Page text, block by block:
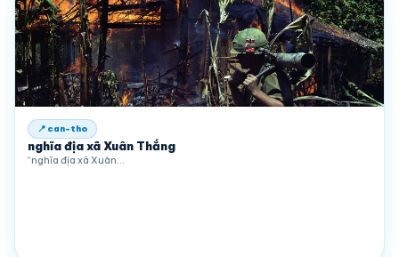
📍 can-tho
nghĩa địa xã Xuân Thắng
“nghĩa địa xã Xuân…